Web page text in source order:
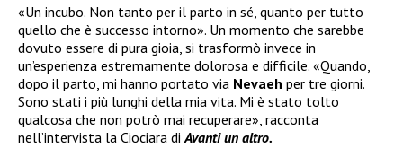
«Un incubo. Non tanto per il parto in sé, quanto per tutto
quello che è successo intorno». Un momento che sarebbe
dovuto essere di pura gioia, si trasformò invece in
un’esperienza estremamente dolorosa e difficile. «Quando,
dopo il parto, mi hanno portato via Nevaeh per tre giorni.
Sono stati i più lunghi della mia vita. Mi è stato tolto
qualcosa che non potrò mai recuperare», racconta
nell’intervista la Ciociara diAvanti un altro.